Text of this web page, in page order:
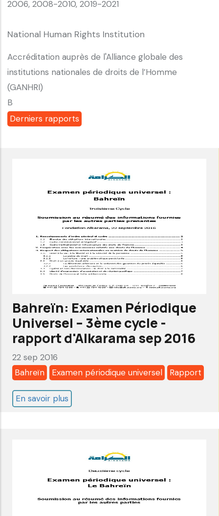
2006, 2008-2010, 2019-2021
National Human Rights Institution
Accréditation auprès de l'Alliance globale des
institutions nationales de droits de l’Homme
(GANHRI)
B
Derniers rapports
Bahreïn: Examen Périodique
Universel – 3ème cycle -
rapport d'Alkarama sep 2016
22 sep 2016
Bahreïn
Examen périodique universel Rapport
En savoir plus
Universel
3ème
cycle